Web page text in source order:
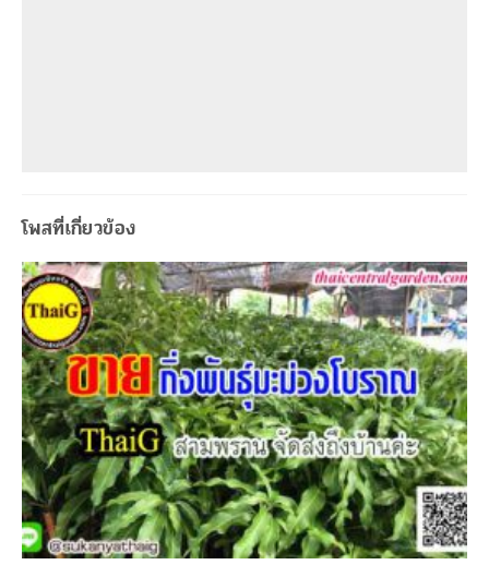
โพสที่เกี่ยวข้อง